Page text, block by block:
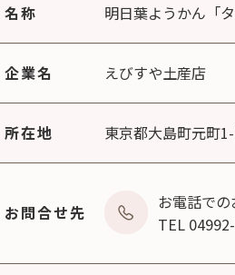
名称 明日葉ようかん「タ
企業名 えびすや土産店
所在地 東京都大島町元町
お問合せ先
お電話で
TEL